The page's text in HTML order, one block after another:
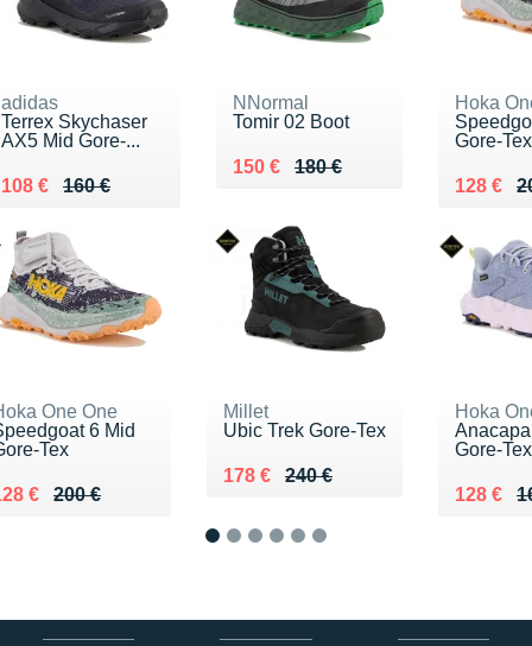
adidas
Terrex Skychaser
AX5 Mid Gore-...
160 €
Au lieu de 160 €
108 €
Vendu 108 €
NNormal
Tomir 02 Boot
180 €
Au lieu de 180 €
150 €
Vendu 150 €
Hoka
Gore-Tex
Au lieu
128 €
Vendu
One One
6 Mid
Tex
200 €
lieu de 200 €
€ 128 €
Millet
Ubic Trek Gore-Tex
240 €
Au lieu de 240 €
178 €
Vendu 178 €
Hoka
Gore-Tex
Au lieu
128 €
Vendu